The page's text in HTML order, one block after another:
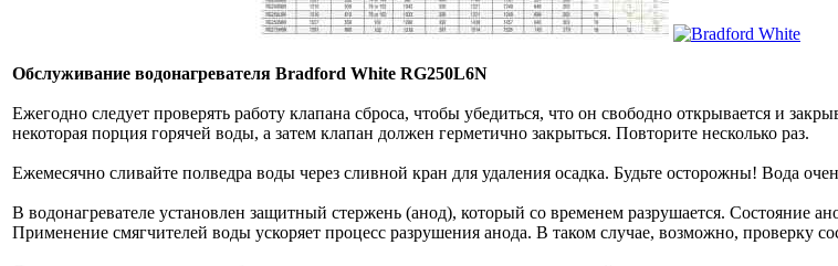
Обслуживание водонагревателя Bradford White RG250L6N
Ежегодно следует проверять работу клапана сброса, чтобы убедиться, что он свободно открывается и
некоторая порция горячей воды, а затем клапан должен герметично закрыться. Повторите несколько раз.
Ежемесячно сливайте полведра воды через сливной кран для удаления осадка. Будьте осторожны! Вода
В водонагревателе установлен защитный стержень (анод), который со временем разрушается. Состояние
Применение смягчителей воды ускоряет процесс разрушения анода. В таком случае, возможно, проверку